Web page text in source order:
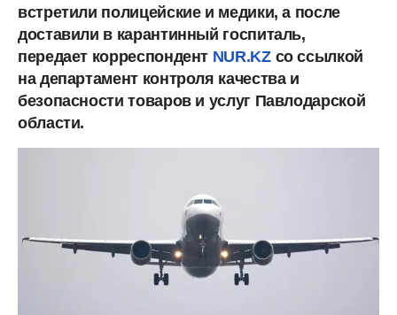
встретили полицейские и медики, а после
доставили в карантинный госпиталь,
передает корреспондент NUR.KZ со ссылкой
на департамент контроля качества и
безопасности товаров и услуг Павлодарской
области.